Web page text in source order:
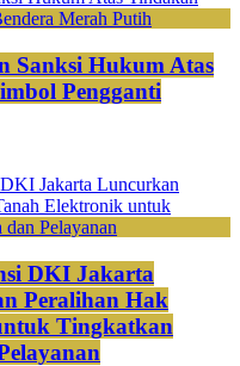
Sanksi Hukum Atas
Pengganti
DKI Jakarta
Peralihan Hak
Tingkatkan